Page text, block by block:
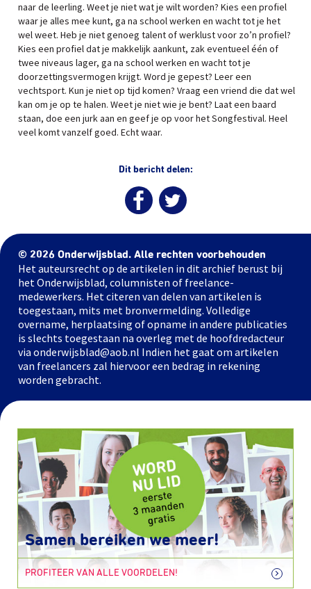
naar de leerling. Weet je niet wat je wilt worden? Kies een profiel
waar je alles mee kunt, ga na school werken en wacht tot je het
wel weet. Heb je niet genoeg talent of werklust voor zo’n profiel?
Kies een profiel dat je makkelijk aankunt, zak eventueel één of
twee niveaus lager, ga na school werken en wacht tot je
doorzettingsvermogen krijgt. Word je gepest? Leer een
vechtsport. Kun je niet op tijd komen? Vraag een vriend die dat wel
kan om je op te halen. Weet je niet wie je bent? Laat een baard
staan, doe een jurk aan en geef je op voor het Songfestival. Heel
veel komt vanzelf goed. Echt waar.
Dit bericht delen:
© 2026 Onderwijsblad. Alle rechten voorbehouden
Het auteursrecht op de artikelen in dit archief berust bij
het Onderwijsblad, columnisten of freelance-
medewerkers. Het citeren van delen van artikelen is
toegestaan, mits met bronvermelding. Volledige
overname, herplaatsing of opname in andere publicaties
is slechts toegestaan na overleg met de hoofdredacteur
via onderwijsblad@aob.nl Indien het gaat om artikelen
van freelancers zal hiervoor een bedrag in rekening
worden gebracht.
Samen bereiken we meer!
PROFITEER VAN ALLE VOORDELEN!